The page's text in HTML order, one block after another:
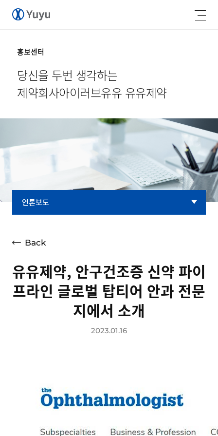
홍보센터
당신을 두번 생각하는
제약회사아이러브유유 유유제약
언론보도
광고소개
공지사항
고객지원
Back
유유제약, 안구건조증 신약 파이
프라인 글로벌 탑티어 안과 전문
지에서 소개
2023.01.16